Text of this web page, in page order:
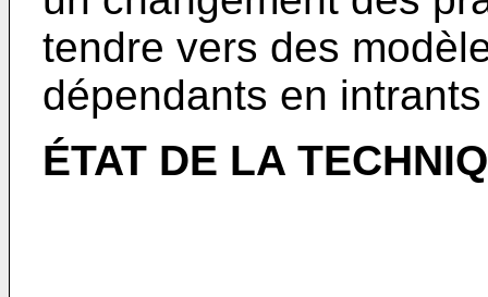
tendre vers des
dépendants en
ÉTAT DE LA